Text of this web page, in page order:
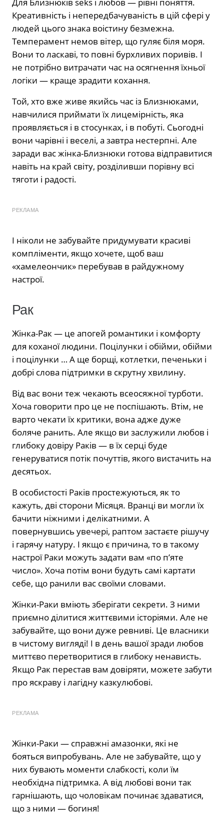
Креативність і непередбачуваність в цій сфері у
людей цього знака воістину безмежна.
Темперамент немов вітер, що гуляє біля моря.
Вони то ласкаві, то повні бурхливих поривів. І
не потрібно витрачати час на осягнення їхньої
логіки — краще зрадити кохання.
Той, хто вже живе якийсь час із Близнюками,
навчилися приймати їх лицемірність, яка
проявляється і в стосунках, і в побуті. Сьогодні
вони чарівні і веселі, а завтра нестерпні. Але
заради вас жінка-Близнюки готова відправитися
навіть на край світу, розділивши порівну всі
тяготи і радості.
РЕКЛАМА
І ніколи не забувайте придумувати красиві
компліменти, якщо хочете, щоб ваш
«хамелеончик» перебував в райдужному
настрої.
Рак
Жінка-Рак — це апогей романтики і комфорту
для коханої людини. Поцілунки і обійми, обійми
і поцілунки … А ще борщі, котлетки, печеньки і
добрі слова підтримки в скрутну хвилину.
Від вас вони теж чекають всеосяжної турботи.
Хоча говорити про це не поспішають. Втім, не
варто чекати їх критики, вона адже дуже
боляче ранить. Але якщо ви заслужили любов і
глибоку довіру Раків — в їх серці буде
генеруватися потік почуттів, якого вистачить на
десятьох.
В особистості Раків простежуються, як то
кажуть, дві сторони Місяця. Вранці ви могли їх
бачити ніжними і делікатними. А
повернувшись увечері, раптом застаєте рішучу
і гарячу натуру. І якщо є причина, то в такому
настрої Раки можуть задати вам «по п’яте
число». Хоча потім вони будуть самі картати
себе, що ранили вас своїми словами.
Жінки-Раки вміють зберігати секрети. З ними
приємно ділитися життєвими історіями. Але не
забувайте, що вони дуже ревниві. Це власники
в чистому вигляді! І в день вашої зради любов
миттєво перетворитися в глибоку ненависть.
Якщо Рак перестав вам довіряти, можете забути
про яскраву і лагідну казкулюбові.
РЕКЛАМА
Жінки-Раки — справжні амазонки, які не
бояться випробувань. Але не забувайте, що у
них бувають моменти слабкості, коли їм
необхідна підтримка. А від любові вони так
гарнішають, що чоловікам починає здаватися,
що з ними — богиня!